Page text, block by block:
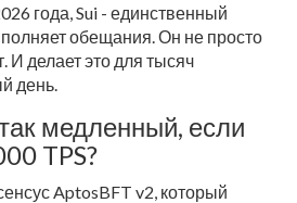
года, Sui - единственный
обещания. Он не просто
И делает это для тысяч
день.
медленный, если
TPS?
AptosBFT v2, который